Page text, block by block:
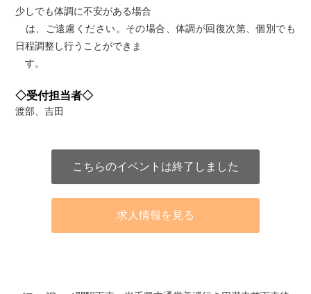
少しでも体調に不安がある場合
は、ご遠慮ください。その場合、体調が回復次第、個別でも
日程調整し行うことができま
す。
◇受付担当者◇
渡部、吉田
こちらのイベントは終了しました
求人情報を見る